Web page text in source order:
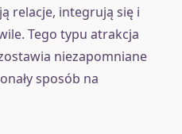
relacje, integrują się i
Tego typu atrakcja
niezapomniane
sposób na